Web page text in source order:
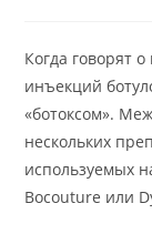
Когда говорят
инъекций
«ботоксом».
нескольких
используемых
Bocouture или